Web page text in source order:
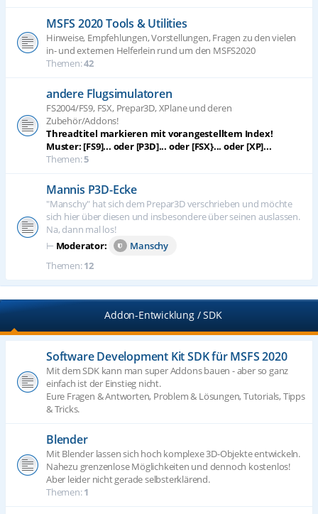
MSFS 2020 Tools & Utilities
Hinweise, Empfehlungen, Vorstellungen, Fragen zu den vielen
in- und externen Helferlein rund um den MSFS2020
Themen:42
andere Flugsimulatoren
FS2004/FS9, FSX, Prepar3D, XPlane und deren
Zubehör/Addons!
Threadtitel markieren mit vorangestelltem Index!
Muster: [FS9]... oder [P3D]... oder [FSX}... oder [XP]...
Themen:5
Mannis P3D-Ecke
"Manschy" hat sich dem Prepar3D verschrieben und möchte
sich hier über diesen und insbesondere über seinen auslassen.
Na, dann mal los!
⊢ Moderator:
Manschy
Themen:12
Addon-Entwicklung / SDK
Software Development Kit SDK für MSFS 2020
Mit dem SDK kann man super Addons bauen - aber so ganz
einfach ist der Einstieg nicht.
Eure Fragen & Antworten, Problem & Lösungen, Tutorials, Tipps
& Tricks.
Blender
Mit Blender lassen sich hoch komplexe 3D-Objekte entwickeln.
Nahezu grenzenlose Möglichkeiten und dennoch kostenlos!
Aber leider nicht gerade selbsterklärend.
Themen:1